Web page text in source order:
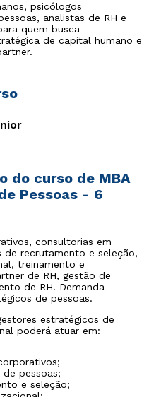
psicólogos
analistas de RH e
quem busca
de capital humano e
do curso de MBA
Pessoas - 6
consultorias em
de recrutamento e seleção,
treinamento e
de RH, gestão de
de RH. Demanda
de pessoas.
estratégicos de
poderá atuar em:
pessoas;
e seleção;